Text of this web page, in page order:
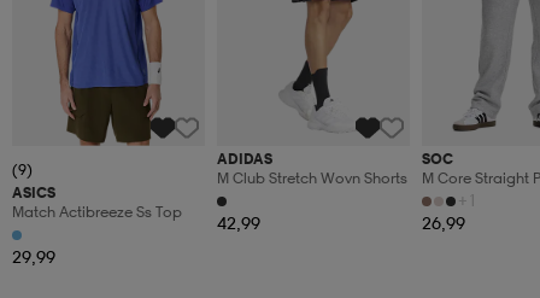
(9)
ASICS
Match Actibreeze Ss Top
29,99
ADIDAS
M Club Stretch Wovn Shorts
42,99
SOC
M Core Straight
+1
26,99